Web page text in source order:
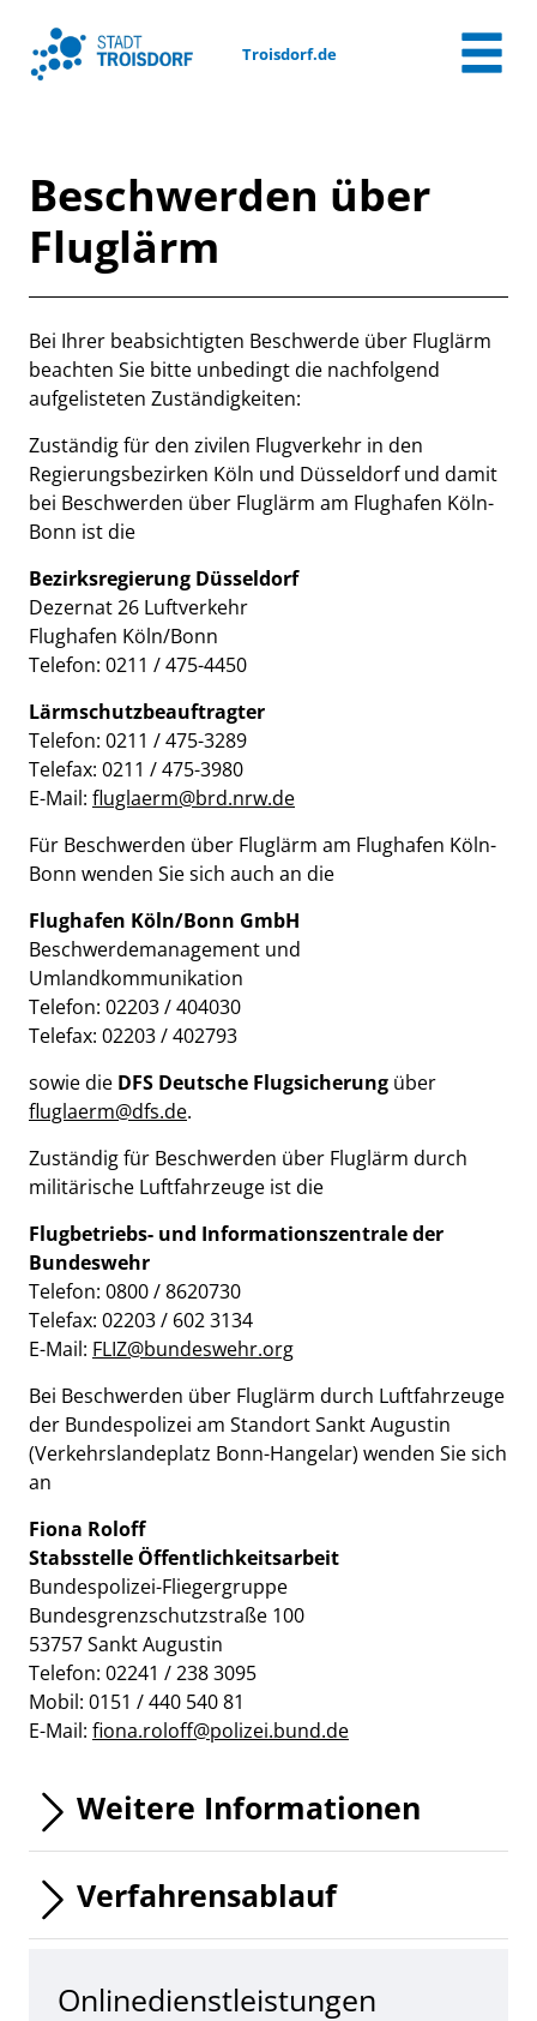
Zum Hauptinhalt springen
Troisdorf.de
Beschwerden über
Fluglärm
Beschreibung
Bei Ihrer beabsichtigten Beschwerde über Fluglärm
beachten Sie bitte unbedingt die nachfolgend
aufgelisteten Zuständigkeiten:
Zuständig für den zivilen Flugverkehr in den
Regierungsbezirken Köln und Düsseldorf und damit
bei Beschwerden über Fluglärm am Flughafen Köln-
Bonn ist die
Bezirksregierung Düsseldorf
Dezernat 26 Luftverkehr
Flughafen Köln/Bonn
Telefon: 0211 / 475-4450
Lärmschutzbeauftragter
Telefon: 0211 / 475-3289
Telefax: 0211 / 475-3980
E-Mail: fluglaerm@brd.nrw.de
Für Beschwerden über Fluglärm am Flughafen Köln-
Bonn wenden Sie sich auch an die
Flughafen Köln/Bonn GmbH
Beschwerdemanagement und
Umlandkommunikation
Telefon: 02203 / 404030
Telefax: 02203 / 402793
sowie die DFS Deutsche Flugsicherung über
fluglaerm@dfs.de.
Zuständig für Beschwerden über Fluglärm durch
militärische Luftfahrzeuge ist die
Flugbetriebs- und Informationszentrale der
Bundeswehr
Telefon: 0800 / 8620730
Telefax: 02203 / 602 3134
E-Mail: FLIZ@bundeswehr.org
Bei Beschwerden über Fluglärm durch Luftfahrzeuge
der Bundespolizei am Standort Sankt Augustin
(Verkehrslandeplatz Bonn-Hangelar) wenden Sie sich
an
Fiona Roloff
Stabsstelle Öffentlichkeitsarbeit
Bundespolizei-Fliegergruppe
Bundesgrenzschutzstraße 100
53757 Sankt Augustin
Telefon: 02241 / 238 3095
Mobil: 0151 / 440 540 81
E-Mail: fiona.roloff@polizei.bund.de
Weitere Informationen
Verfahrensablauf
Onlinedienstleistungen